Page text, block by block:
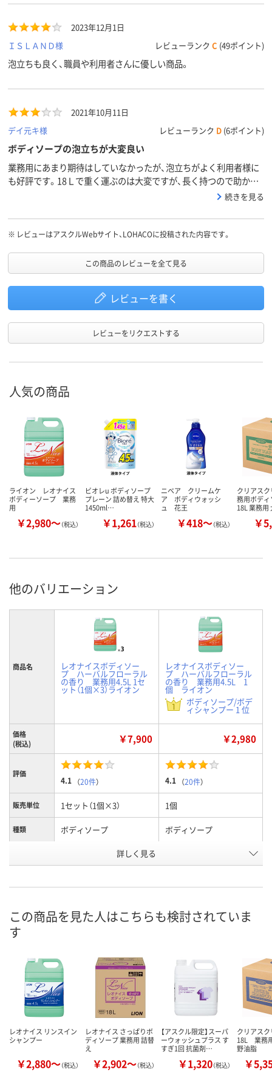
2023年12月1日
ＩＳＬＡＮＤ様
レビューランク C (49ポイント)
泡立ちも良く、職員や利用者さんに優しい商品。
2021年10月11日
デイ元キ様
レビューランク D (6ポイント)
ボディソープの泡立ちが大変良い
業務用にあまり期待はしていなかったが、泡立ちがよく利用者様に
も好評です。18Ｌで重く運ぶのは大変ですが、長く持つので助かり
続きを見る
※ レビューはアスクルWebサイト、LOHACOに投稿された内容です。
この商品のレビューを全て見る
レビューを書く
レビューをリクエストする
人気の商品
ライオン レオナイス
ボディーソープ 業務
用
￥2,980～（税込）
ビオレu ボディソープ
プレーン 詰め替え 特大
1450ml…
￥1,261（税込）
ニベア クリームケ
ア ボディウォッシ
ュ 花王
￥418～（税込）
クリアス
務用ボデ
18L 業務
￥
他のバリエーション
商品名 レオナイスボディソー
プ ハーバルフローラル
の香り 業務用4.5L 1セ
ット（1個×3）ライオン
レオナイスボディソー
プ ハーバルフローラル
の香り 業務用4.5L 1
個 ライオン
ボディソープ/ボデ
ィシャンプー 1 位
価格
(税込)
￥7,900 ￥2,980
評価
4.1 （20件） 4.1 （20件）
販売単位 1セット（1個×3） 1個
種類 ボディソープ ボディソープ
カゴへ カゴへ
詳しく見る
この商品を見た人はこちらも検討されていま
す
レオナイス リンスイン
シャンプー
￥2,880～（税込）
レオナイス さっぱりボ
ディソープ 業務用 詰替
え
￥2,902～（税込）
【アスクル限定】スーパ
ーウォッシュプラス す
すぎ1回 抗菌剤…
￥1,320（税込）
クリアス
18L 業務
野油脂
￥